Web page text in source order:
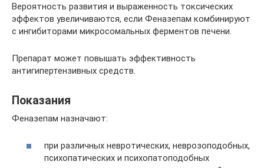
Вероятность развития и выраженность токсических
эффектов увеличиваются, если Феназепам комбинируют
с ингибиторами микросомальных ферментов печени.
Препарат может повышать эффективность
антигипертензивных средств.
Показания
Феназепам назначают:
при различных невротических, неврозоподобных,
психопатических и психопатоподобных